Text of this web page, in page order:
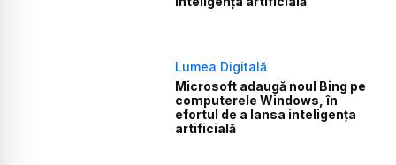
Lumea Digitală
Microsoft adaugă noul Bing pe
computerele Windows, în
efortul de a lansa inteligența
artificială